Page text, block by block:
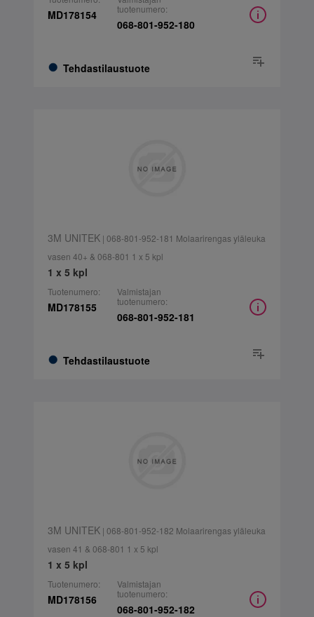
MD178154
Tehdastilaustuote
tuotenumero:
068-801-952-180
3M UNITEK| 068-801-952-181 Molaarirengas yläleuka
vasen 40+ & 068-801 1 x 5 kpl
1 x 5 kpl
Tuotenumero:
MD178155
Tehdastilaustuote
Valmistajan
tuotenumero:
068-801-952-181
3M UNITEK| 068-801-952-182 Molaarirengas yläleuka
vasen 41 & 068-801 1 x 5 kpl
1 x 5 kpl
Tuotenumero:
MD178156
Valmistajan
tuotenumero:
068-801-952-182